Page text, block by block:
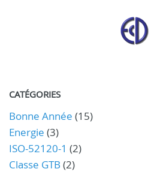
CATÉGORIES
Bonne Année (15)
Energie (3)
ISO-52120-1 (2)
Classe GTB (2)